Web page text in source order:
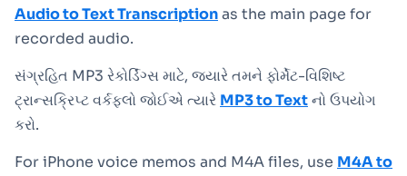
Audio to Text Transcriptionas the main page for
recorded audio.
સંગ્રહિત MP3 રેકોર્ડિંગ્સ માટે, જ્યારે તમને ફોર્મેટ-વિશિષ્ટ
ટ્રાન્સક્રિપ્ટ વર્કફ્લો જોઈએ ત્યારે MP3 to Textનો ઉપયોગ
કરો.
For iPhone voice memos and M4A files, use M4A to